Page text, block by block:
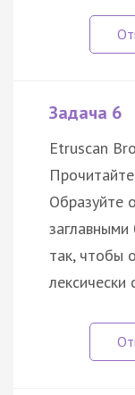
Задача 6
Etruscan
Образуйте
так, чтобы
лексически